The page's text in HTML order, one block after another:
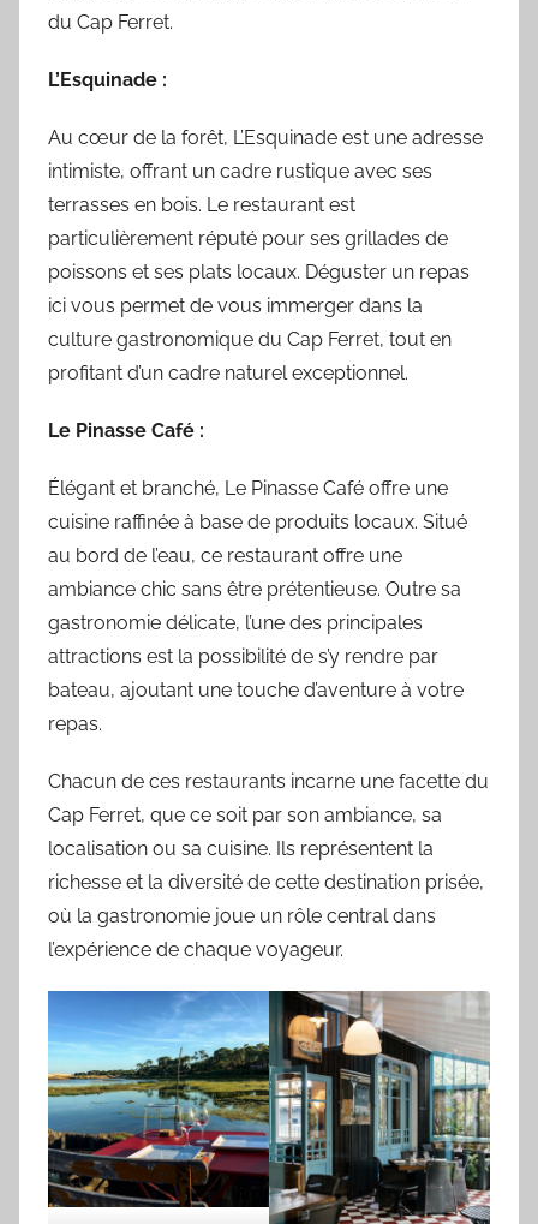
du Cap Ferret.
L’Esquinade :
Au cœur de la forêt, L’Esquinade est une adresse
intimiste, offrant un cadre rustique avec ses
terrasses en bois. Le restaurant est
particulièrement réputé pour ses grillades de
poissons et ses plats locaux. Déguster un repas
ici vous permet de vous immerger dans la
culture gastronomique du Cap Ferret, tout en
profitant d’un cadre naturel exceptionnel.
Le Pinasse Café :
Élégant et branché, Le Pinasse Café offre une
cuisine raffinée à base de produits locaux. Situé
au bord de l’eau, ce restaurant offre une
ambiance chic sans être prétentieuse. Outre sa
gastronomie délicate, l’une des principales
attractions est la possibilité de s’y rendre par
bateau, ajoutant une touche d’aventure à votre
repas.
Chacun de ces restaurants incarne une facette du
Cap Ferret, que ce soit par son ambiance, sa
localisation ou sa cuisine. Ils représentent la
richesse et la diversité de cette destination prisée,
où la gastronomie joue un rôle central dans
l’expérience de chaque voyageur.